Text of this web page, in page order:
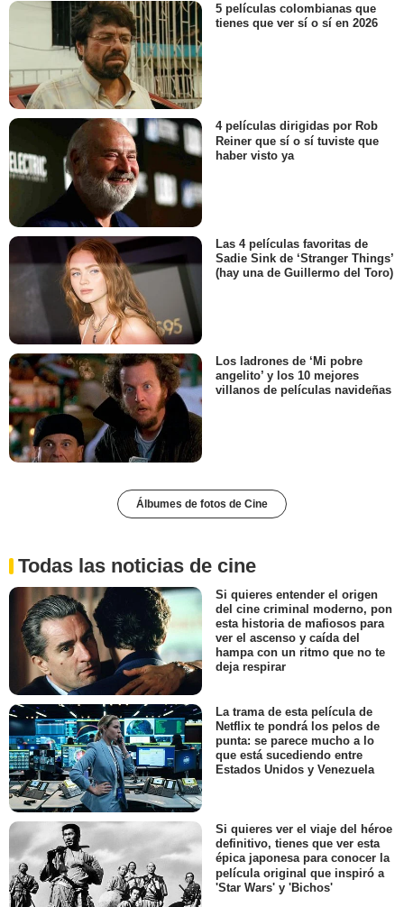
5 películas colombianas que
tienes que ver sí o sí en 2026
4 películas dirigidas por Rob
Reiner que sí o sí tuviste que
haber visto ya
Las 4 películas favoritas de
Sadie Sink de ‘Stranger Things’
(hay una de Guillermo del Toro)
Los ladrones de ‘Mi pobre
angelito’ y los 10 mejores
villanos de películas navideñas
Álbumes de fotos de Cine
Todas las noticias de cine
Si quieres entender el origen
del cine criminal moderno, pon
esta historia de mafiosos para
ver el ascenso y caída del
hampa con un ritmo que no te
deja respirar
La trama de esta película de
Netflix te pondrá los pelos de
punta: se parece mucho a lo
que está sucediendo entre
Estados Unidos y Venezuela
Si quieres ver el viaje del héroe
definitivo, tienes que ver esta
épica japonesa para conocer la
película original que inspiró a
'Star Wars' y 'Bichos'